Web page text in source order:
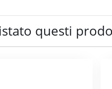
questi